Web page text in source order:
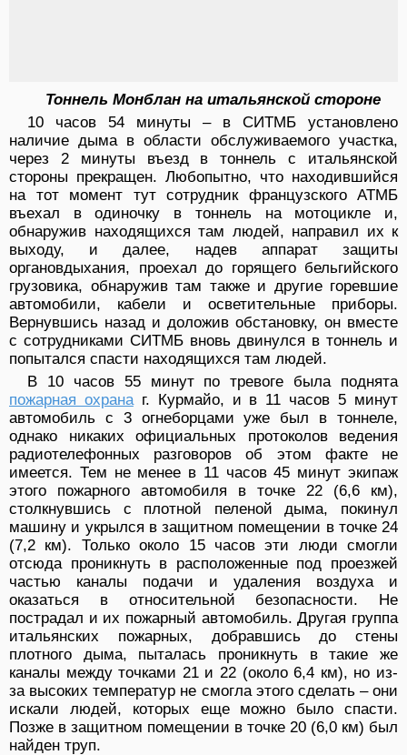
Тоннель Монблан на итальянской стороне
10 часов 54 минуты – в СИТМБ установлено
наличие дыма в области обслуживаемого участка,
через 2 минуты въезд в тоннель с итальянской
стороны прекращен. Любопытно, что находившийся
на тот момент тут сотрудник французского АТМБ
въехал в одиночку в тоннель на мотоцикле и,
обнаружив находящихся там людей, направил их к
выходу, и далее, надев аппарат защиты
органовдыхания, проехал до горящего бельгийского
грузовика, обнаружив там также и другие горевшие
автомобили, кабели и осветительные приборы.
Вернувшись назад и доложив обстановку, он вместе
с сотрудниками СИТМБ вновь двинулся в тоннель и
попытался спасти находящихся там людей.
В 10 часов 55 минут по тревоге была поднята
пожарная охранаг. Курмайо, и в 11 часов 5 минут
автомобиль с 3 огнеборцами уже был в тоннеле,
однако никаких официальных протоколов ведения
радиотелефонных разговоров об этом факте не
имеется. Тем не менее в 11 часов 45 минут экипаж
этого пожарного автомобиля в точке 22 (6,6 км),
столкнувшись с плотной пеленой дыма, покинул
машину и укрылся в защитном помещении в точке 24
(7,2 км). Только около 15 часов эти люди смогли
отсюда проникнуть в расположенные под проезжей
частью каналы подачи и удаления воздуха и
оказаться в относительной безопасности. Не
пострадал и их пожарный автомобиль. Другая группа
итальянских пожарных, добравшись до стены
плотного дыма, пыталась проникнуть в такие же
каналы между точками 21 и 22 (около 6,4 км), но из-
за высоких температур не смогла этого сделать – они
искали людей, которых еще можно было спасти.
Позже в защитном помещении в точке 20 (6,0 км) был
найден труп.